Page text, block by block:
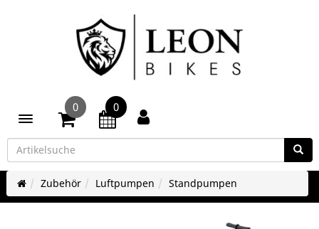
Toggle navigation
0 0
Zubehör Luftpumpen Standpumpen